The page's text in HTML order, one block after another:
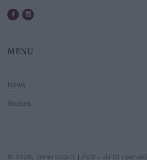
MENU
News
Stories
© 2026, Wineroots.it | Tutti i diritti riservati.